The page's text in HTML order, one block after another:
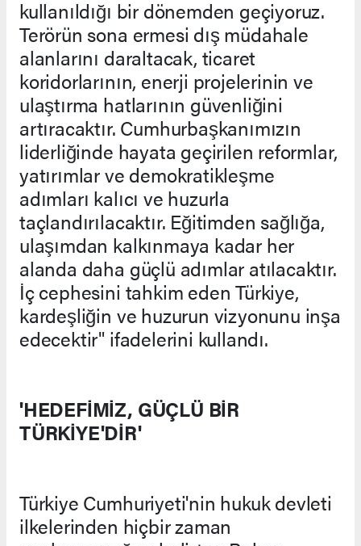
kullanıldığı bir dönemden geçiyoruz.
Terörün sona ermesi dış müdahale
alanlarını daraltacak, ticaret
koridorlarının, enerji projelerinin ve
ulaştırma hatlarının güvenliğini
artıracaktır. Cumhurbaşkanımızın
liderliğinde hayata geçirilen reformlar,
yatırımlar ve demokratikleşme
adımları kalıcı ve huzurla
taçlandırılacaktır. Eğitimden sağlığa,
ulaşımdan kalkınmaya kadar her
alanda daha güçlü adımlar atılacaktır.
İç cephesini tahkim eden Türkiye,
kardeşliğin ve huzurun vizyonunu inşa
edecektir" ifadelerini kullandı.
'HEDEFİMİZ, GÜÇLÜ BİR
TÜRKİYE'DİR'
Türkiye Cumhuriyeti'nin hukuk devleti
ilkelerinden hiçbir zaman